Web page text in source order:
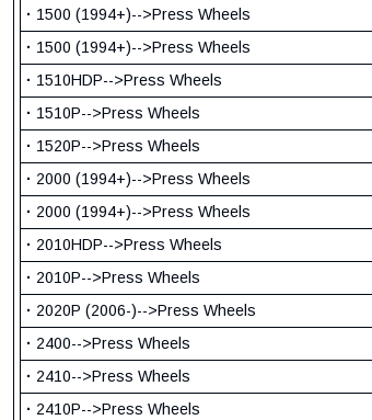
· 1500 (1994+)-->Press Wheels
· 1500 (1994+)-->Press Wheels
· 1510HDP-->Press Wheels
· 1510P-->Press Wheels
· 1520P-->Press Wheels
· 2000 (1994+)-->Press Wheels
· 2000 (1994+)-->Press Wheels
· 2010HDP-->Press Wheels
· 2010P-->Press Wheels
· 2020P (2006-)-->Press Wheels
· 2400-->Press Wheels
· 2410-->Press Wheels
· 2410P-->Press Wheels